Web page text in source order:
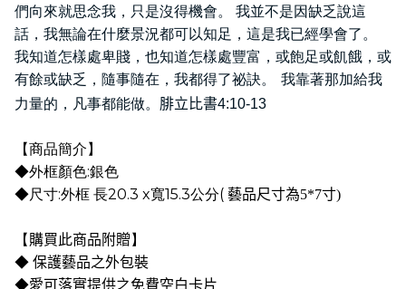
們向來就思念我，只是沒得機會。
我並不是因缺乏說這
話，我無論在什麼景況都可以知足，這是我已經學會了。
我知道怎樣處卑賤，也知道怎樣處豐富，或飽足或飢餓，或
有餘或缺乏，隨事隨在，我都得了祕訣。
我靠著那加給我
力量的，凡事都能做。 腓立比書4:10-13
【商品簡介】
◆外框顏色:銀色
◆尺寸:外框 長20.3 x寬15.3公分( 藝品尺寸為5*7寸)
【 購買此商品附贈 】
◆ 保護藝品之外包裝
◆愛可落實提供之免費空白卡片